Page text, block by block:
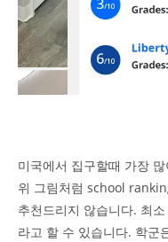
미국에서 집구할때 가장
위 그림처럼 school
추천드리지 않습니다. 최
라고 할 수 있습니다. 학군